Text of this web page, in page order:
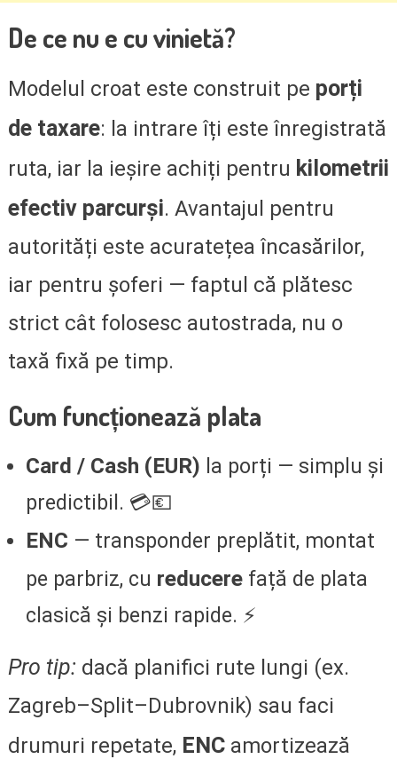
De ce nu e cu vinietă?
Modelul croat este construit pe porți
de taxare: la intrare îți este înregistrată
ruta, iar la ieșire achiți pentru kilometrii
efectiv parcurși. Avantajul pentru
autorități este acuratețea încasărilor,
iar pentru șoferi — faptul că plătesc
strict cât folosesc autostrada, nu o
taxă fixă pe timp.
Cum funcționează plata
Card / Cash (EUR) la porți — simplu și
predictibil. 💳💶
ENC — transponder preplătit, montat
pe parbriz, cu reducerefață de plata
clasică și benzi rapide. ⚡
Pro tip: dacă planifici rute lungi (ex.
Zagreb–Split–Dubrovnik) sau faci
drumuri repetate, ENCamortizează